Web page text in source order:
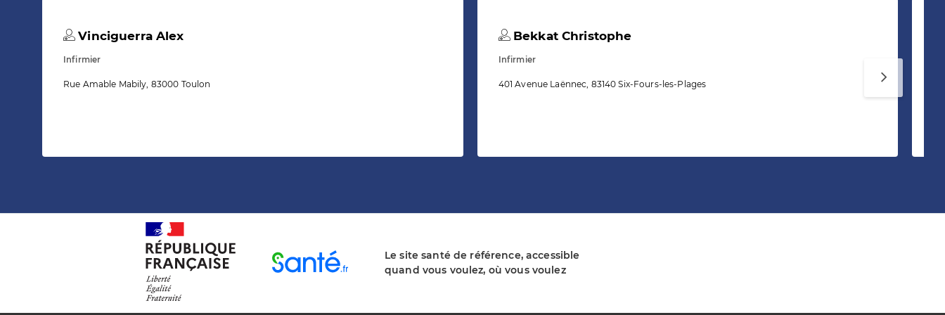
Vinciguerra Alex
Infirmier
Rue Amable Mabily, 83000 Toulon
Bekkat Christophe
Infirmier
401 Avenue Laënnec, 83140 Six-Fours-les-Plages
Le site santé de référence, accessible
quand vous voulez, où vous voulez